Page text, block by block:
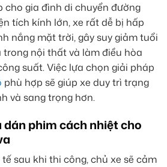
cho gia đình di chuyển đường
tích kính lớn, xe rất dễ bị hấp
nắng mặt trời, gây suy giảm tuổi
nội thất và làm điều hòa
suất. Việc lựa chọn giải pháp
phù hợp sẽ giúp xe duy trì trạng
và sang trọng hơn.
phim cách nhiệt cho
sau khi thi công, chủ xe sẽ cảm